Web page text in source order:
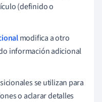
(definido o
modifica a otro
información adicional
se utilizan para
o aclarar detalles